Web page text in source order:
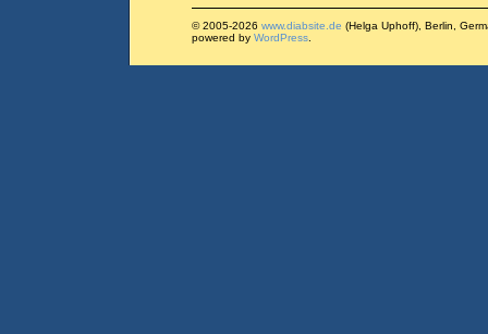
© 2005-2026 www.diabsite.de (Helga Uphoff), Berlin,
powered by WordPress.